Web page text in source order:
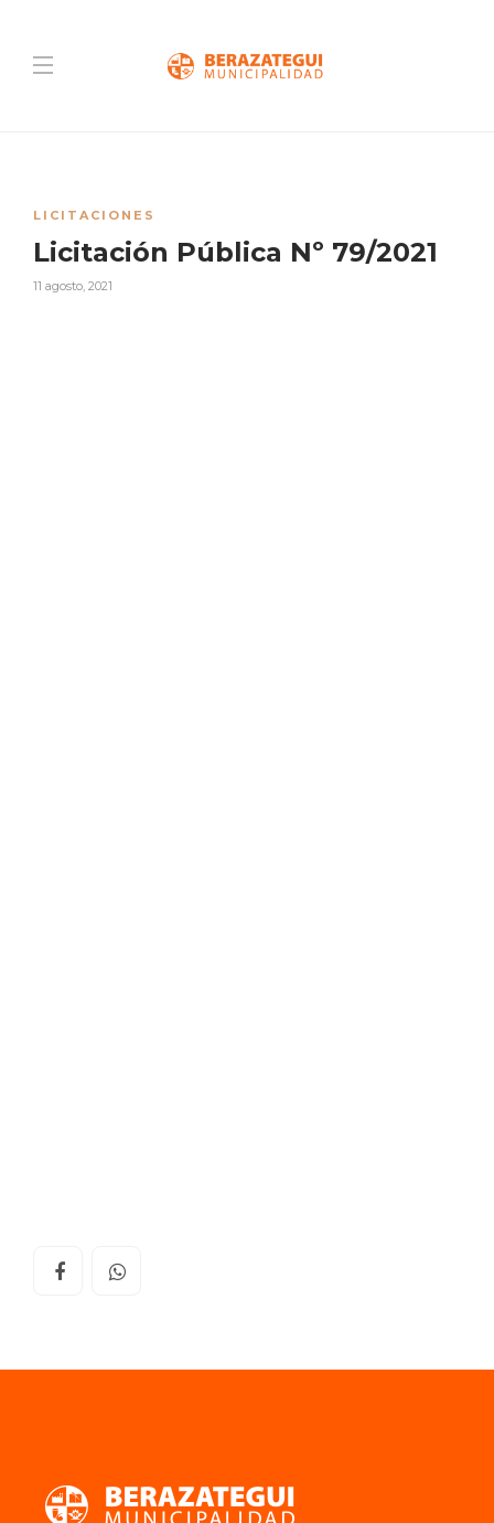
LICITACIONES
Licitación Pública Nº 79/2021
11 agosto, 2021